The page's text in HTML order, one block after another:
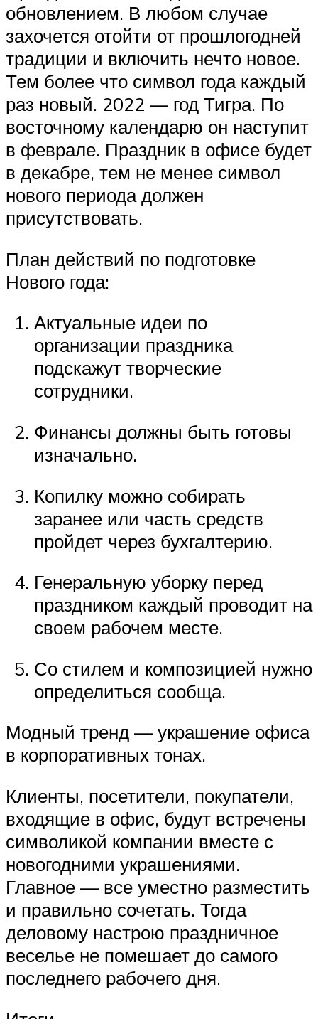
обновлением. В любом случае
захочется отойти от прошлогодней
традиции и включить нечто новое.
Тем более что символ года каждый
раз новый. 2022 — год Тигра. По
восточному календарю он наступит
в феврале. Праздник в офисе будет
в декабре, тем не менее символ
нового периода должен
присутствовать.
План действий по подготовке
Нового года:
Актуальные идеи по
организации праздника
подскажут творческие
сотрудники.
Финансы должны быть готовы
изначально.
Копилку можно собирать
заранее или часть средств
пройдет через бухгалтерию.
Генеральную уборку перед
праздником каждый проводит на
своем рабочем месте.
Со стилем и композицией нужно
определиться сообща.
Модный тренд — украшение офиса
в корпоративных тонах.
Клиенты, посетители, покупатели,
входящие в офис, будут встречены
символикой компании вместе с
новогодними украшениями.
Главное — все уместно разместить
и правильно сочетать. Тогда
деловому настрою праздничное
веселье не помешает до самого
последнего рабочего дня.